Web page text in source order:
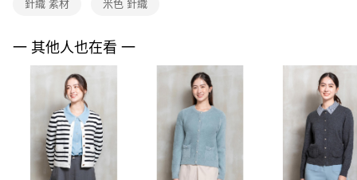
「AFTEE先享後付」，若未經同意申辦者引起之損失，本公司不負相關責
４．使用「AFTEE先享後付」時，將依據個別帳號之用戶狀況，依本公司即
時審查核予不同之上限額度；若仍有額度不足之情形，本公司將視審查結果
請求用戶進行身份認證。
５．嚴禁一人註冊多個帳號或使用他人資訊註冊。若發現惡意使用之情形，
恩沛科技股份有限公司將有權停止該用戶之使用額度並採取法律行動。
針織 素材 米色 針織
一 其他人也在看 一